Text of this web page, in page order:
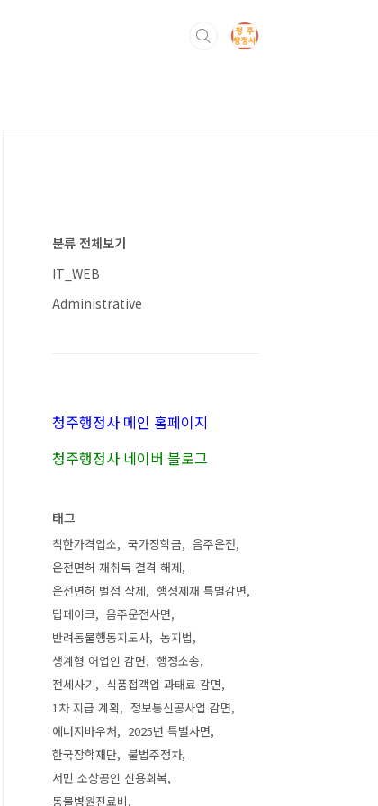
분류 전체보기
IT_WEB
Administrative
청주행정사 메인 홈페이지
청주행정사 네이버 블로그
태그
착한가격업소 국가장학금
음주운전
운전면허 재취득 결격 해제
운전면허 벌점 삭제
행정제재 특별감면
딥페이크
음주운전사면
반려동물행동지도사
농지법
생계형 어업인 감면
행정소송
전세사기
식품접객업 과태료 감면
1차 지급 계획
정보통신공사업 감면
에너지바우처
2025년 특별사면
한국장학재단
불법주정차
서민 소상공인 신용회복
동물병원진료비